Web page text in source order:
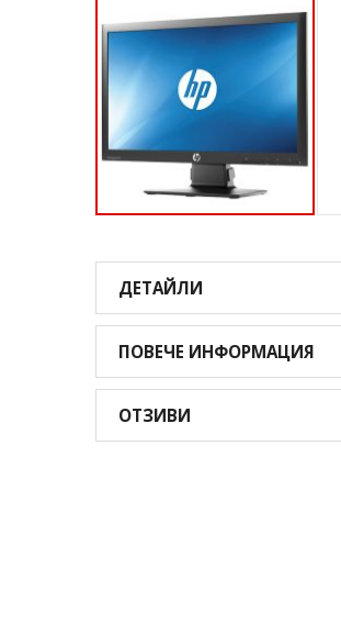
началото
галерия
със
снимки
ДЕТАЙЛИ
ПОВЕЧЕ ИНФОРМАЦИЯ
ОТЗИВИ